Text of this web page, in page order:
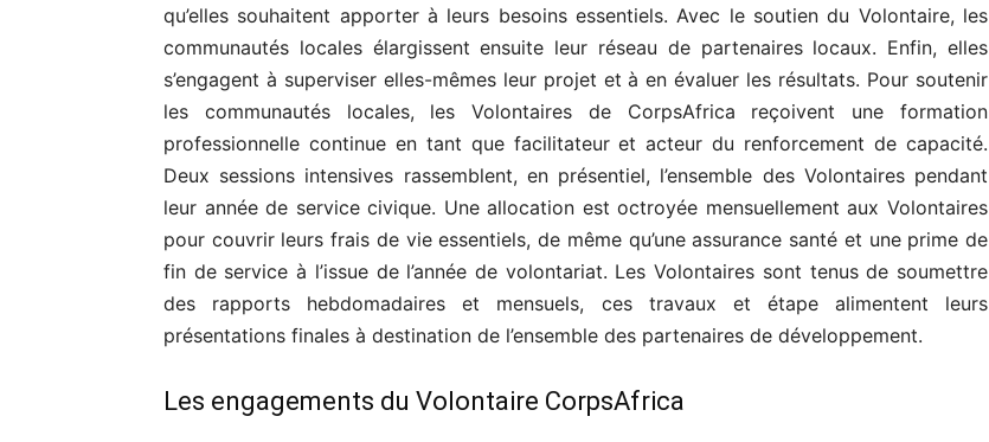
qu’elles souhaitent apporter à leurs besoins essentiels. Avec le soutien du Volontaire, les
communautés locales élargissent ensuite leur réseau de partenaires locaux. Enfin, elles
s’engagent à superviser elles-mêmes leur projet et à en évaluer les résultats. Pour soutenir
les communautés locales, les Volontaires de CorpsAfrica reçoivent une formation
professionnelle continue en tant que facilitateur et acteur du renforcement de capacité.
Deux sessions intensives rassemblent, en présentiel, l’ensemble des Volontaires pendant
leur année de service civique. Une allocation est octroyée mensuellement aux Volontaires
pour couvrir leurs frais de vie essentiels, de même qu’une assurance santé et une prime de
fin de service à l’issue de l’année de volontariat. Les Volontaires sont tenus de soumettre
des rapports hebdomadaires et mensuels, ces travaux et étape alimentent leurs
présentations finales à destination de l’ensemble des partenaires de développement.
Les engagements du Volontaire CorpsAfrica